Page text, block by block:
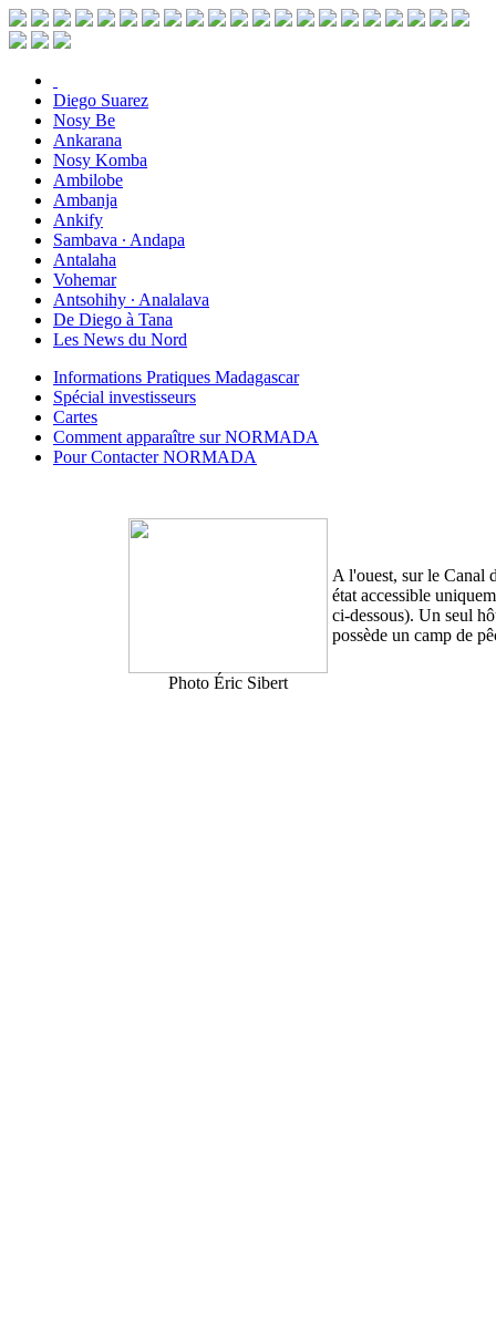
Diego Suarez
Nosy Be
Ankarana
Nosy Komba
Ambilobe
Ambanja
Ankify
Sambava ∙ Andapa
Antalaha
Vohemar
Antsohihy ∙ Analalava
De Diego à Tana
Les News du Nord
Informations Pratiques Madagascar
Spécial investisseurs
Cartes
Comment apparaître sur NORMADA
Pour Contacter NORMADA
Photo Éric Sibert
A l'ouest, sur le Canal
état accessible
ci-dessous). Un seul
possède un camp de